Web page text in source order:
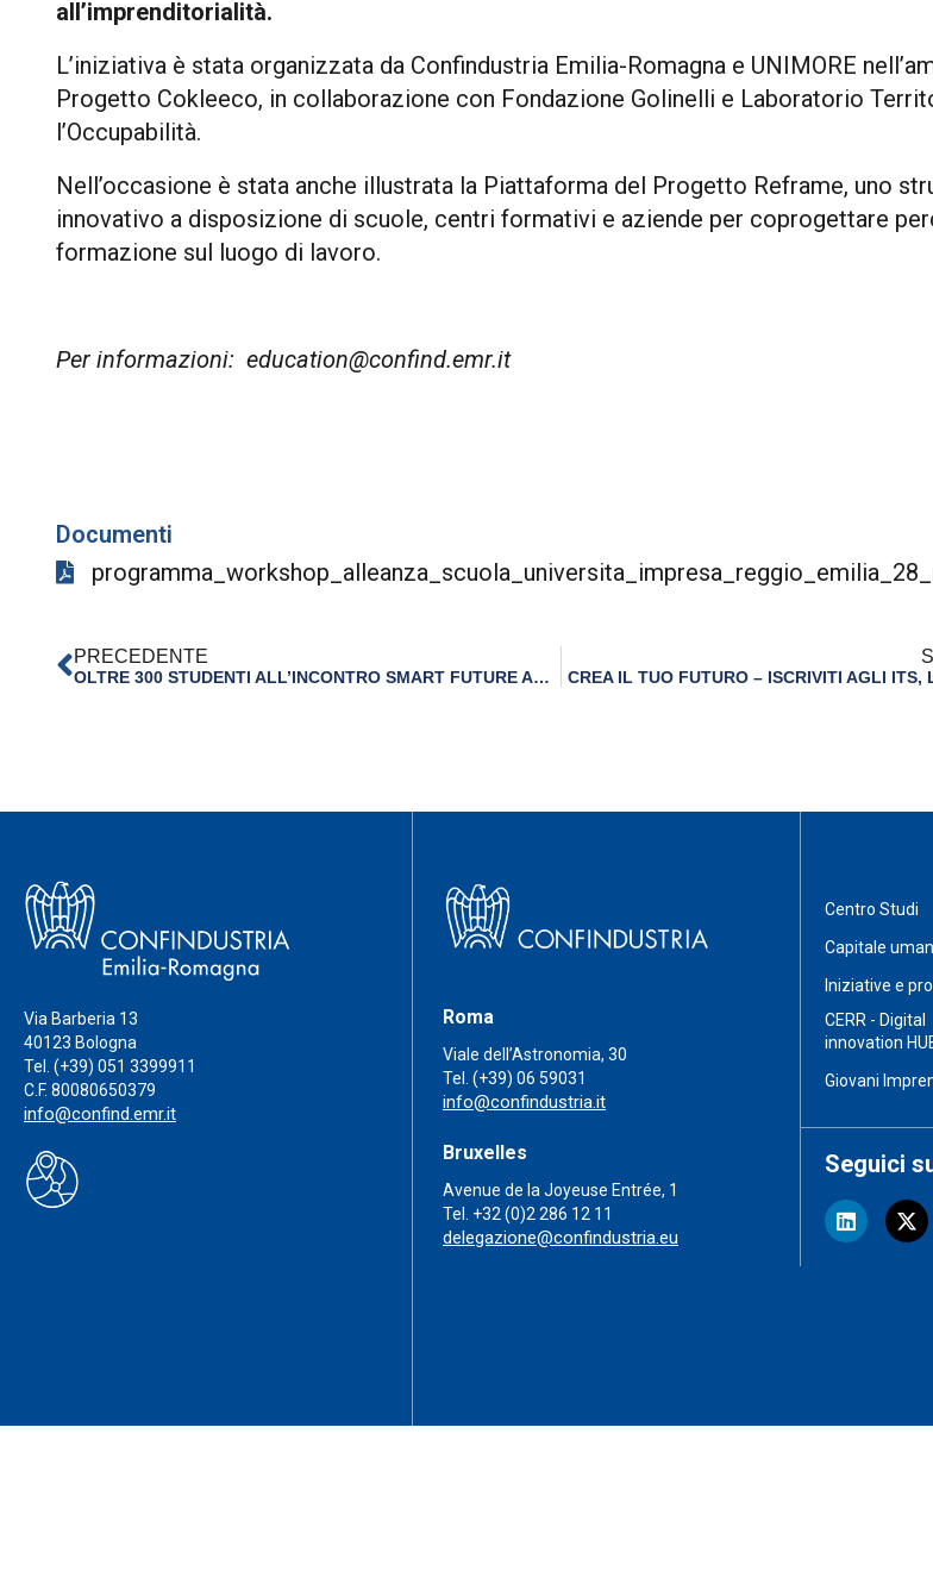
all’imprenditorialità.
L’iniziativa è stata organizzata da Confindustria Emilia-Romagna e UNIMORE
Progetto Cokleeco, in collaborazione con Fondazione Golinelli e Laboratorio
l’Occupabilità.
Nell’occasione è stata anche illustrata la Piattaforma del Progetto Reframe, uno
innovativo a disposizione di scuole, centri formativi e aziende per coprogettare
formazione sul luogo di lavoro.
Per informazioni: education@confind.emr.it
Documenti
PRECEDENTE
OLTRE 300 STUDENTI ALL’INCONTRO SMART FUTURE ACADEMY “CHE COSA FARE DA GRANDE?”
Via Barberia 13
40123 Bologna
Tel. (+39) 051 3399911
C.F. 80080650379
info@confind.emr.it
Roma
Viale dell’Astronomia, 30
Tel. (+39) 06 59031
info@confindustria.it
Bruxelles
Avenue de la Joyeuse Entrée, 1
Tel. +32 (0)2 286 12 11
delegazione@confindustria.eu
Centro Studi
Capitale
Iniziative e
CERR - Digital
innovation
Giovani
Seguici